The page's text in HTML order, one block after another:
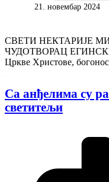
21. новембар 2024
СВЕТИ НЕКТАРИЈЕ
ЧУДОТВОРАЦ ЕГИНСКИ
Цркве Христове,
Са анђелима су
светитељи